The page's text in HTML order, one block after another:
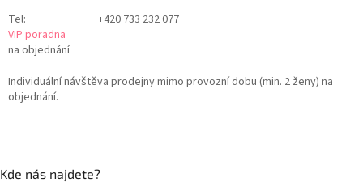
Tel:
+420 733 232 077
VIP poradna
na objednání
Individuální návštěva prodejny mimo provozní dobu (min. 2 ženy) na
objednání.
Kde nás najdete?